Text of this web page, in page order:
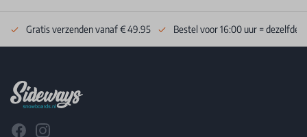
Gratis verzenden vanaf € 49.95 Bestel voor 16:00 uur = dezelfde
FacebookInstagram